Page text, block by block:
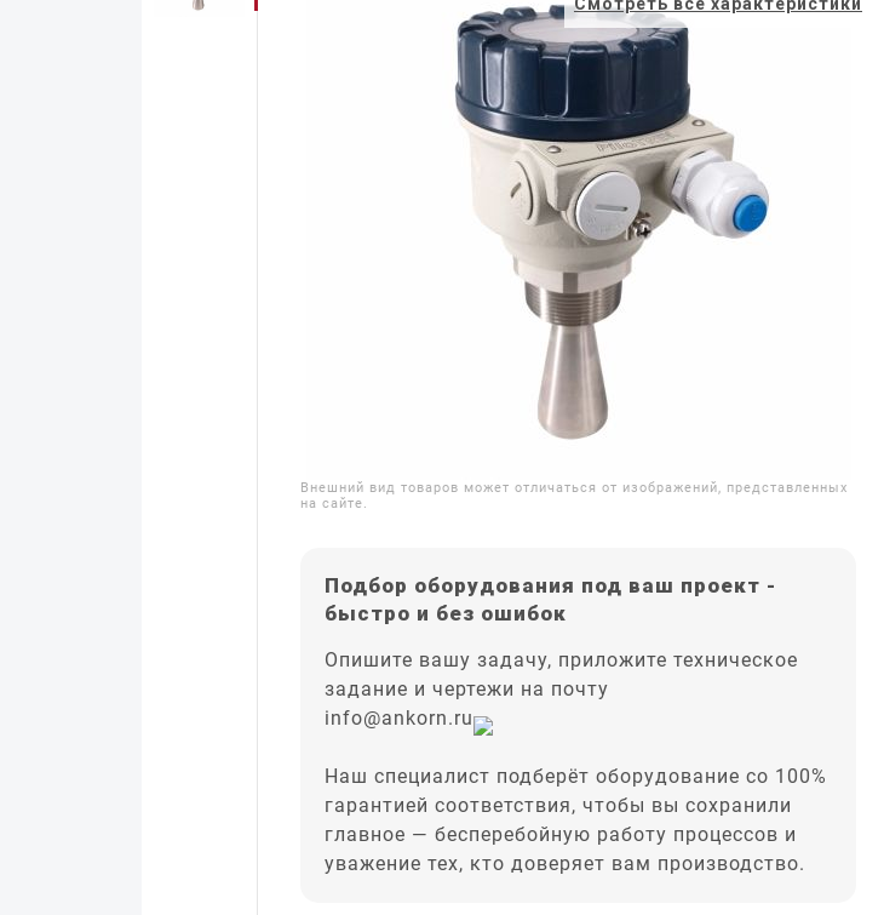
Внешний вид товаров может отличаться от изображений, представленных
на сайте.
Подбор оборудования под ваш проект -
быстро и без ошибок
Опишите вашу задачу, приложите техническое
задание и чертежи на почту
info@ankorn.ru
Наш специалист подберёт оборудование со 100%
гарантией соответствия, чтобы вы сохранили
главное — бесперебойную работу процессов и
уважение тех, кто доверяет вам производство.